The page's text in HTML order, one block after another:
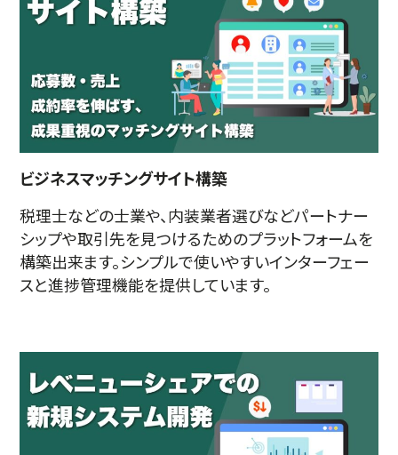
ビジネスマッチングサイト構築
税理士などの士業や、内装業者選びなどパートナー
シップや取引先を見つけるためのプラットフォームを
構築出来ます。シンプルで使いやすいインターフェー
スと進捗管理機能を提供しています。